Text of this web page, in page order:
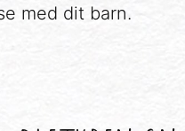
med dit barn.